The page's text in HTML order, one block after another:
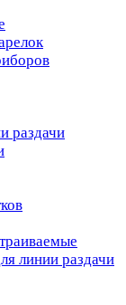
раздачи
линии раздачи